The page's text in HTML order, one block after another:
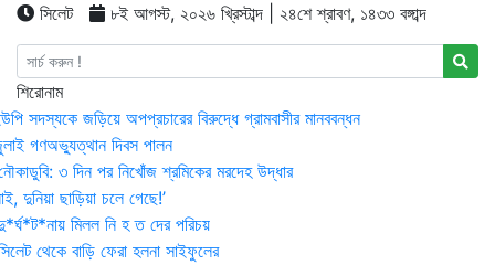
সিলেট ৮ই আগস্ট, ২০২৬ খ্রিস্টাব্দ | ২৪শে শ্রাবণ, ১৪৩৩ বঙ্গাব্দ
শিরোনাম
সদস্যকে জড়িয়ে অপপ্রচারের বিরুদ্ধে গ্রামবাসীর মানববন্ধন
গণঅভ্যুত্থান দিবস পালন
৩ দিন পর নিখোঁজ শ্রমিকের মরদেহ উদ্ধার
দুনিয়া ছাড়িয়া চলে গেছে!’
মিলল নি হ ত দের পরিচয়
থেকে বাড়ি ফেরা হলনা সাইফুলের